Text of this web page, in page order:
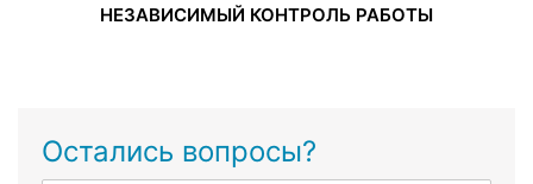
НЕЗАВИСИМЫЙ КОНТРОЛЬ РАБОТЫ
Остались вопросы?